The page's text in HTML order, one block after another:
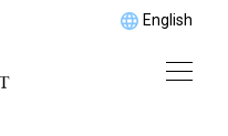
English